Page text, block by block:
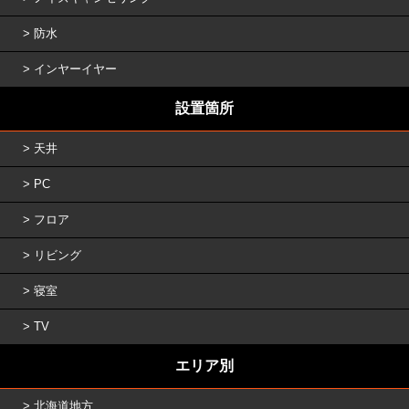
防水
インヤーイヤー
設置箇所
天井
PC
フロア
リビング
寝室
TV
エリア別
北海道地方